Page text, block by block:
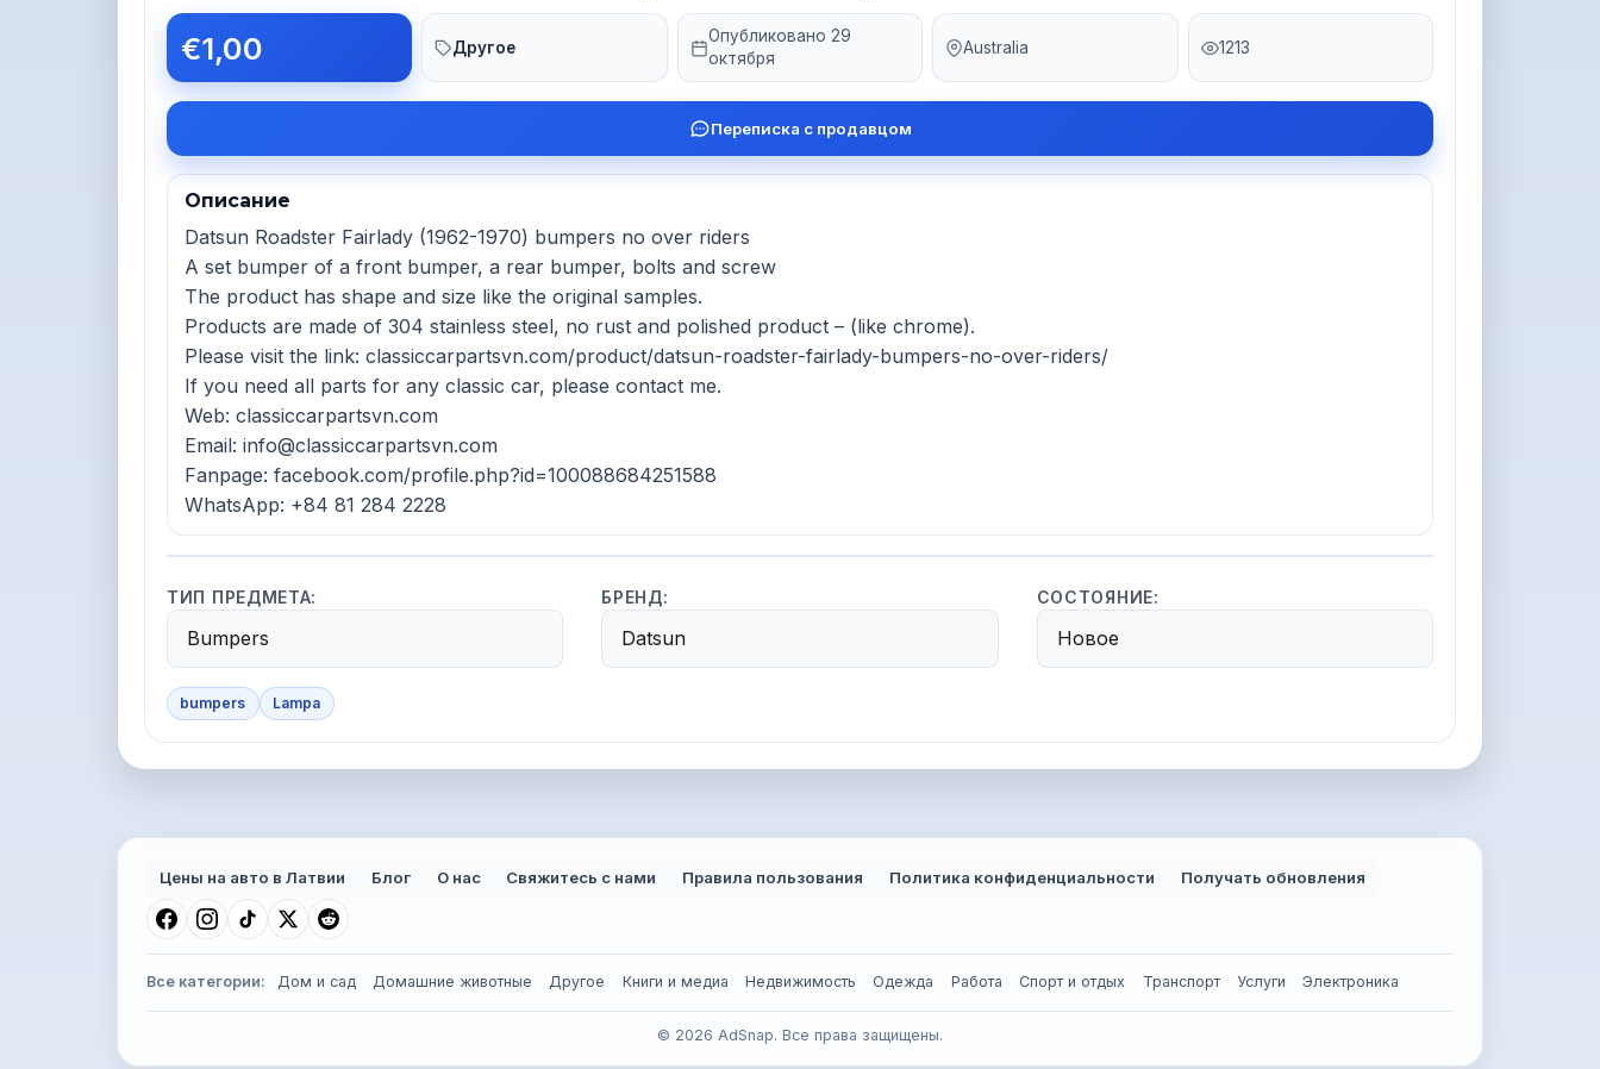
€1,00 Другое
Опубликовано 29
октября
Australia 1213
Переписка с продавцом
Описание
Datsun Roadster Fairlady (1962-1970) bumpers no over riders
A set bumper of a front bumper, a rear bumper, bolts and screw
The product has shape and size like the original samples.
Products are made of 304 stainless steel, no rust and polished product – (like chrome).
Please visit the link: classiccarpartsvn.com/product/datsun-roadster-fairlady-bumpers-no-over-riders/
If you need all parts for any classic car, please contact me.
Web: classiccarpartsvn.com
Email: info@classiccarpartsvn.com
Fanpage: facebook.com/profile.php?id=100088684251588
ТИП ПРЕДМЕТА:
Bumpers
БРЕНД:
Datsun
СОСТОЯНИЕ:
Новое
bumpers Lampa
Цены на авто в Латвии Блог О нас Свяжитесь с нами Правила пользования Политика конфиденциальности Получать обновления
Все категории: Дом и сад Домашние животные Другое Книги и медиа Недвижимость Одежда Работа Спорт и отдых Транспорт Услуги Электроника
© 2026 AdSnap. Все права защищены.